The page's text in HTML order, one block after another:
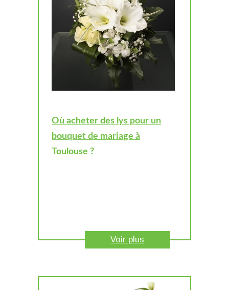
Où acheter des lys pour un
bouquet de mariage à
Toulouse ?
Voir plus